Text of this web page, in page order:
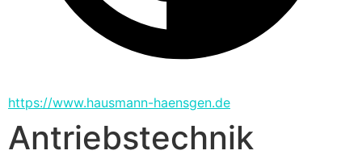
https://www.hausmann-haensgen.de
Antriebstechnik